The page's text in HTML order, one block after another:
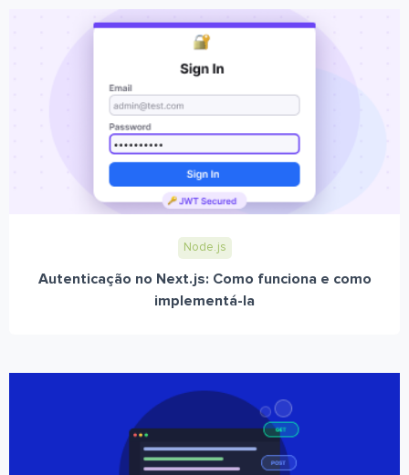
Node.js
Autenticação no Next.js: Como funciona e como
implementá-la